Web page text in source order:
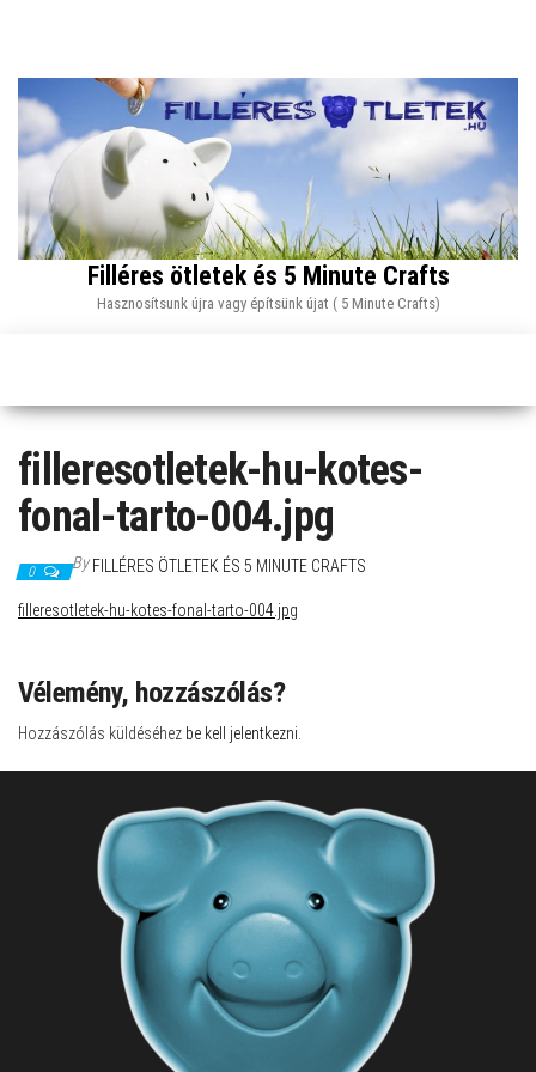
Filléres ötletek és 5 Minute Crafts
Hasznosítsunk újra vagy építsünk újat ( 5 Minute Crafts)
filleresotletek-hu-kotes-
fonal-tarto-004.jpg
0 By FILLÉRES ÖTLETEK ÉS 5 MINUTE CRAFTS
filleresotletek-hu-kotes-fonal-tarto-004.jpg
Vélemény, hozzászólás?
Hozzászólás küldéséhez be kell jelentkezni.